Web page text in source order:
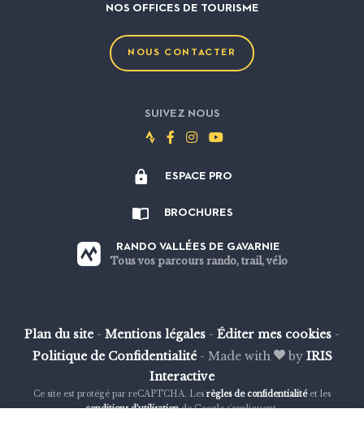
NOS OFFICES DE TOURISME
NOUS CONTACTER
SUIVEZ NOUS
Suivez-
Strava
Suivez-
Facebook
Suivez-
Instagram
Suivez-
Youtube
ESPACE PRO
BROCHURES
RANDO VALLÉES DE GAVARNIE
Tous vos parcours rando, trail, vélo
Plan du site - Mentions légales - Éditer mes cookies -
Politique de Confidentialité - Made with by IRIS
Interactive
Ce site est protégé par reCAPTCHA. Les règles de confidentialitéet les
conditions d'utilisationde Google s'appliquent.